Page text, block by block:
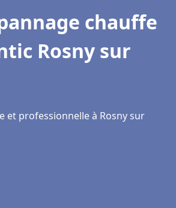
chauffe
Rosny sur
et professionnelle à Rosny sur